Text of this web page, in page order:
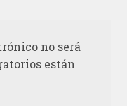
no será
están